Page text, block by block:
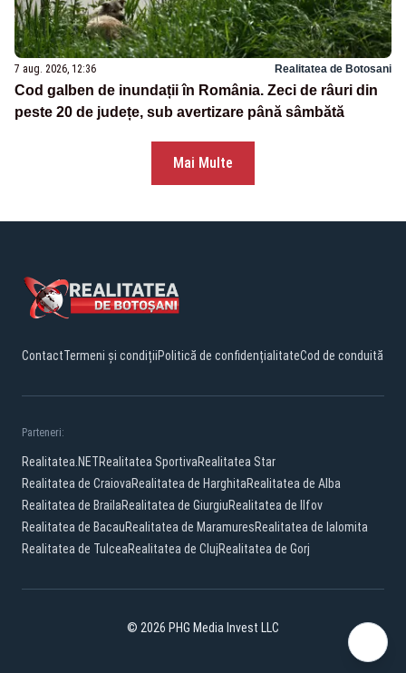
7 aug. 2026, 12:36 Realitatea de Botosani
Cod galben de inundații în România. Zeci de râuri din
peste 20 de județe, sub avertizare până sâmbătă
Mai Multe
ContactTermeni și condițiiPolitică de confidențialitateCod de conduită
Parteneri:
Realitatea.NETRealitatea SportivaRealitatea Star
Realitatea de CraiovaRealitatea de HarghitaRealitatea de Alba
Realitatea de BrailaRealitatea de GiurgiuRealitatea de Ilfov
Realitatea de BacauRealitatea de MaramuresRealitatea de Ialomita
Realitatea de TulceaRealitatea de ClujRealitatea de Gorj
© 2026 PHG Media Invest LLC